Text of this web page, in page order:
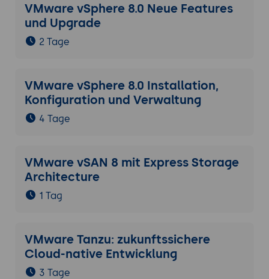
VMware vSphere 8.0 Neue Features
und Upgrade
2 Tage
VMware vSphere 8.0 Installation,
Konfiguration und Verwaltung
4 Tage
VMware vSAN 8 mit Express Storage
Architecture
1 Tag
VMware Tanzu: zukunftssichere
Cloud-native Entwicklung
3 Tage